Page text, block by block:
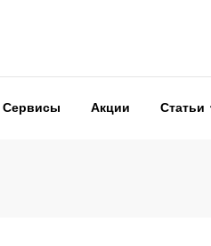
Сервисы Акции Статьи